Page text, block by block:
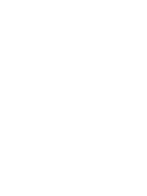
verfügbar.)
verfügbar.)
verfügbar.)
verfügbar.)
verfügbar.)